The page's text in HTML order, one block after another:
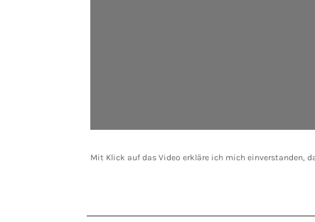
Mit Klick auf das Video erkläre ich mich einverstanden,